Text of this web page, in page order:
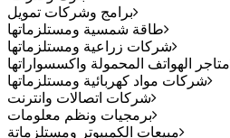
برامج وشركات تمويل
طاقة شمسية ومستلزماتها
شركات زراعية ومستلزماتها
متاجر الهواتف المحمولة واكسسواراتها
شركات مواد كهربائية ومستلزماتها
شركات اتصالات وانترنت
برمجيات ونظم معلومات
مبيعات الكمبيوتر ومستلزماتة